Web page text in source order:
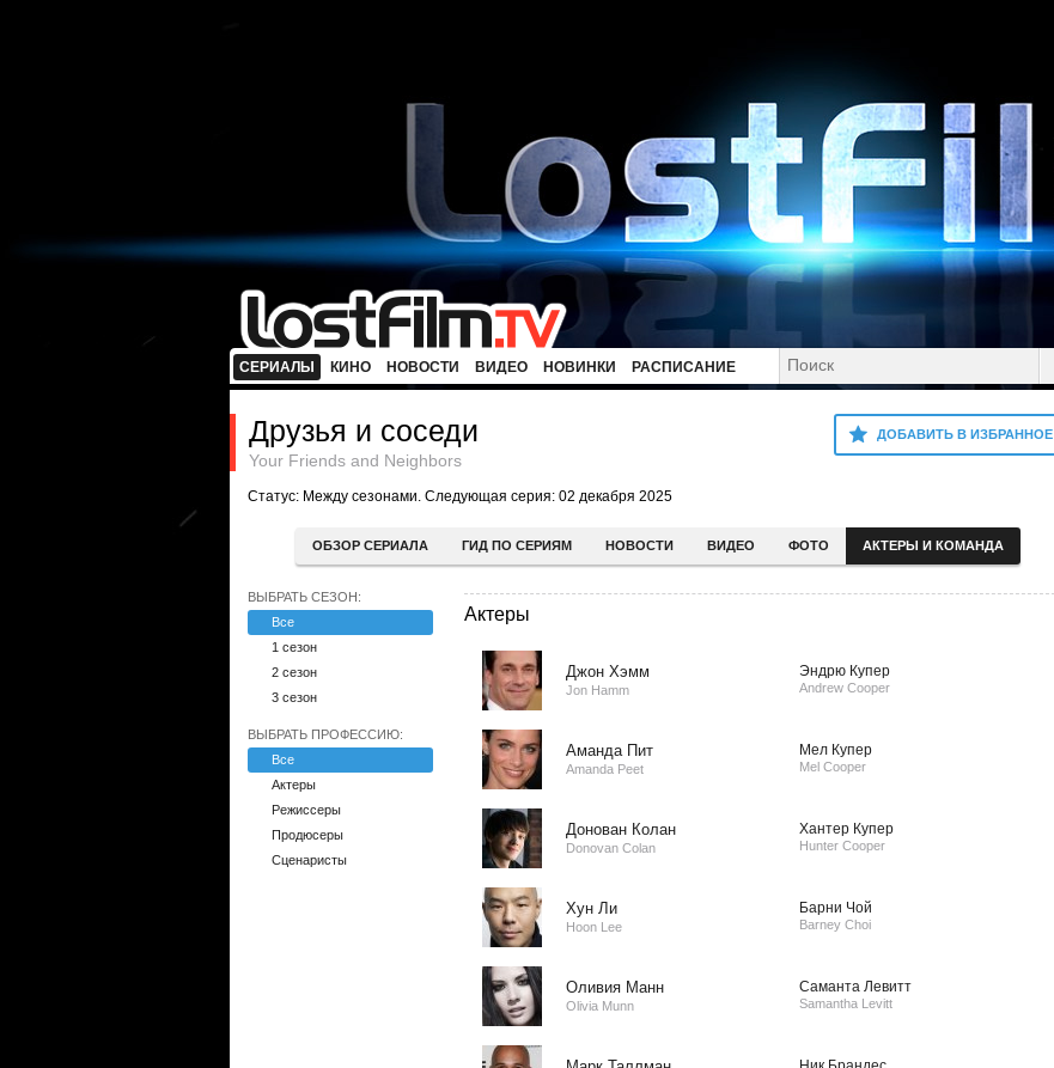
СЕРИАЛЫ КИНО НОВОСТИ ВИДЕО НОВИНКИ РАСПИСАНИЕ
ДОБАВИТЬ В ИЗБРАННОЕ
Друзья и соседи
Your Friends and Neighbors
Статус: Между сезонами. Следующая серия: 02 декабря 2025
ОБЗОР СЕРИАЛА ГИД ПО СЕРИЯМ НОВОСТИ ВИДЕО ФОТО АКТЕРЫ И КОМАНДА
ВЫБРАТЬ СЕЗОН:
Все
1 сезон
2 сезон
3 сезон
ВЫБРАТЬ ПРОФЕССИЮ:
Все
Актеры
Режиссеры
Продюсеры
Сценаристы
Актеры
Джон Хэмм
Jon Hamm
Эндрю Купер
Andrew Cooper
Аманда Пит
Amanda Peet
Мел Купер
Mel Cooper
Донован Колан
Donovan Colan
Хантер Купер
Hunter Cooper
Хун Ли
Hoon Lee
Барни Чой
Barney Choi
Оливия Манн
Olivia Munn
Саманта Левитт
Samantha Levitt